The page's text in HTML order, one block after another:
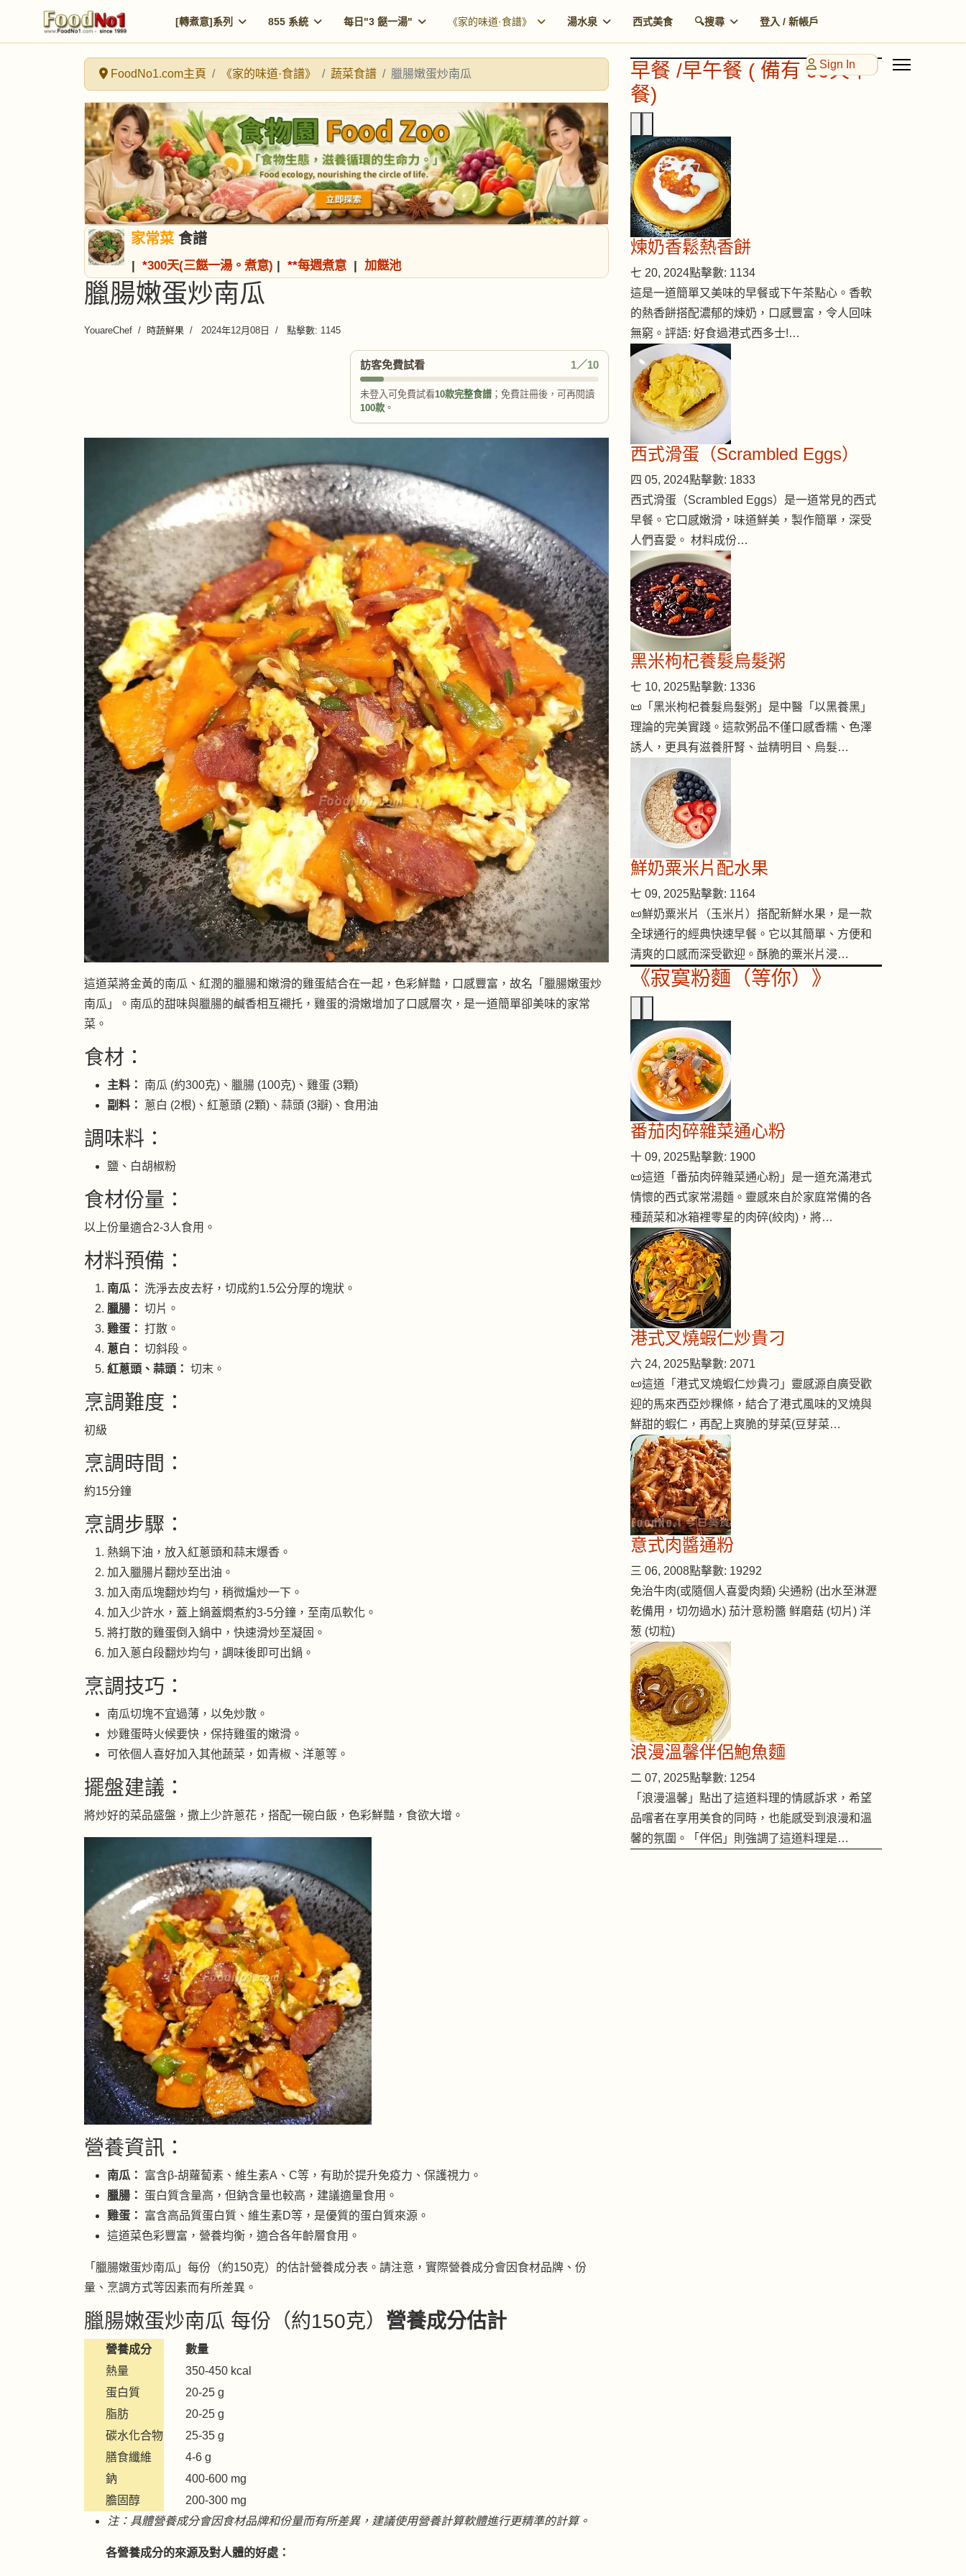
[轉煮意]系列 855 系統 每日"3 餸一湯" 《家的味道·食譜》 湯水泉 西式美食 🔍搜尋 登入 / 新帳戶
Sign In
FoodNo1.com主頁 《家的味道·食譜》 蔬菜食譜 臘腸嫩蛋炒南瓜
家常菜 食譜
| *300天(三餸一湯。煮意) | **每週煮意 | 加餸池
臘腸嫩蛋炒南瓜
YouareChef 時蔬鮮果 2024年12月08日 點擊數: 1145
訪客免費試看 1／10
未登入可免費試看10款完整食譜 ；免費註冊後，可再閱讀
100款 。
這道菜將金黃的南瓜、紅潤的臘腸和嫩滑的雞蛋結合在一起，色彩鮮豔，口感豐富，故名「臘腸嫩蛋炒
南瓜」。南瓜的甜味與臘腸的鹹香相互襯托，雞蛋的滑嫩增加了口感層次，是一道簡單卻美味的家常
菜。
食材：
主料：
南瓜 (約300克)、臘腸 (100克)、雞蛋 (3顆)
副料：
蔥白 (2根)、紅蔥頭 (2顆)、蒜頭 (3瓣)、食用油
調味料：
鹽、白胡椒粉
食材份量：
以上份量適合2-3人食用。
材料預備：
南瓜： 洗淨去皮去籽，切成約1.5公分厚的塊狀。
臘腸： 切片。
雞蛋： 打散。
蔥白： 切斜段。
紅蔥頭、蒜頭： 切末。
烹調難度：
初級
烹調時間：
約15分鐘
烹調步驟：
熱鍋下油，放入紅蔥頭和蒜末爆香。
加入臘腸片翻炒至出油。
加入南瓜塊翻炒均勻，稍微煸炒一下。
加入少許水，蓋上鍋蓋燜煮約3-5分鐘，至南瓜軟化。
將打散的雞蛋倒入鍋中，快速滑炒至凝固。
加入蔥白段翻炒均勻，調味後即可出鍋。
烹調技巧：
南瓜切塊不宜過薄，以免炒散。
炒雞蛋時火候要快，保持雞蛋的嫩滑。
可依個人喜好加入其他蔬菜，如青椒、洋蔥等。
擺盤建議：
將炒好的菜品盛盤，撒上少許蔥花，搭配一碗白飯，色彩鮮豔，食欲大增。
營養資訊：
南瓜：
富含β-胡蘿蔔素、維生素A、C等，有助於提升免疫力、保護視力。
臘腸： 蛋白質含量高，但鈉含量也較高，建議適量食用。
雞蛋：
富含高品質蛋白質、維生素D等，是優質的蛋白質來源。
這道菜色彩豐富，營養均衡，適合各年齡層食用。
「臘腸嫩蛋炒南瓜」每份（約150克）的估計營養成分表。請注意，實際營養成分會因食材品牌、份
量、烹調方式等因素而有所差異。
臘腸嫩蛋炒南瓜 每份（約150克） 營養成分估計
營養成分
數量
熱量
350-450 kcal
蛋白質
20-25 g
脂肪
20-25 g
碳水化合物
25-35 g
膳食纖維
4-6 g
鈉
400-600 mg
膽固醇
200-300 mg
注：具體營養成分會因食材品牌和份量而有所差異，建議使用營養計算軟體進行更精準的計算。
各營養成分的來源及對人體的好處：
早餐 /早午餐 ( 備有 90天早
餐)
煉奶香鬆熱香餅
七 20, 2024點擊數: 1134
這是一道簡單又美味的早餐或下午茶點心。香軟
的熱香餅搭配濃郁的煉奶，口感豐富，令人回味
無窮。評語: 好食過港式西多士!…
西式滑蛋（Scrambled Eggs）
四 05, 2024點擊數: 1833
西式滑蛋（Scrambled Eggs）是一道常見的西式
早餐。它口感嫩滑，味道鮮美，製作簡單，深受
人們喜愛。 材料成份…
黑米枸杞養髮烏髮粥
七 10, 2025點擊數: 1336
📜「黑米枸杞養髮烏髮粥」是中醫「以黑養黑」
理論的完美實踐。這款粥品不僅口感香糯、色澤
誘人，更具有滋養肝腎、益精明目、烏髮…
鮮奶粟米片配水果
七 09, 2025點擊數: 1164
📜鮮奶粟米片（玉米片）搭配新鮮水果，是一款
全球通行的經典快速早餐。它以其簡單、方便和
清爽的口感而深受歡迎。酥脆的粟米片浸…
《寂寞粉麵（等你）》
番茄肉碎雜菜通心粉
十 09, 2025點擊數: 1900
📜這道「番茄肉碎雜菜通心粉」是一道充滿港式
情懷的西式家常湯麵。靈感來自於家庭常備的各
種蔬菜和冰箱裡零星的肉碎(絞肉)，將…
港式叉燒蝦仁炒貴刁
六 24, 2025點擊數: 2071
📜這道「港式叉燒蝦仁炒貴刁」靈感源自廣受歡
迎的馬來西亞炒粿條，結合了港式風味的叉燒與
鮮甜的蝦仁，再配上爽脆的芽菜(豆芽菜…
意式肉醬通粉
三 06, 2008點擊數: 19292
免治牛肉(或隨個人喜愛肉類) 尖通粉 (出水至淋瀝
乾備用，切勿過水) 茄汁意粉醬 鲜磨菇 (切片) 洋
葱 (切粒)
浪漫溫馨伴侶鮑魚麵
二 07, 2025點擊數: 1254
「浪漫溫馨」點出了這道料理的情感訴求，希望
品嚐者在享用美食的同時，也能感受到浪漫和溫
馨的氛圍。「伴侶」則強調了這道料理是…